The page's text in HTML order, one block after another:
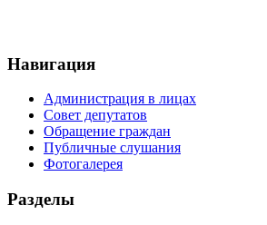
Навигация
Администрация в лицах
Совет депутатов
Обращение граждан
Публичные слушания
Фотогалерея
Разделы